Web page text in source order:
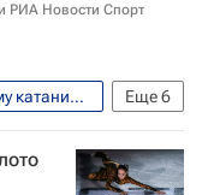
РИА Новости Спорт
Еще6
Чемпионат Европы-2018 по фигурному катанию, Москва, 15-21 января